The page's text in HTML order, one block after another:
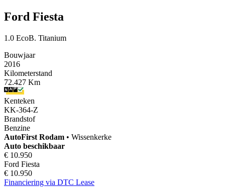
Ford Fiesta
1.0 EcoB. Titanium
Bouwjaar
2016
Kilometerstand
72.427 Km
Kenteken
KK-364-Z
Brandstof
Benzine
AutoFirst Rodam • Wissenkerke
Auto beschikbaar
€ 10.950
Ford Fiesta
€ 10.950
Financiering via DTC Lease